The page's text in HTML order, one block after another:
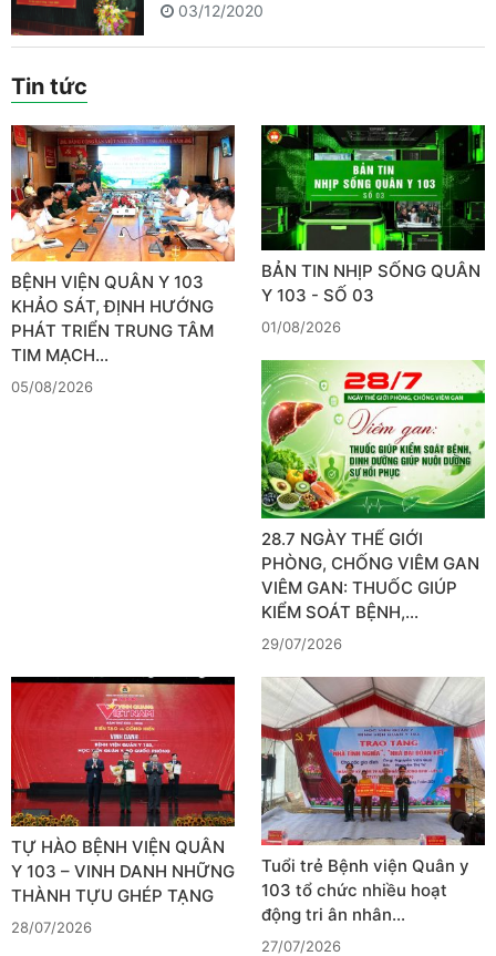
03/12/2020
Tin tức
BỆNH VIỆN QUÂN Y 103
KHẢO SÁT, ĐỊNH HƯỚNG
PHÁT TRIỂN TRUNG TÂM
TIM MẠCH…
05/08/2026
BẢN TIN NHỊP SỐNG QUÂN
Y 103 - SỐ 03
01/08/2026
28.7 NGÀY THẾ GIỚI
PHÒNG, CHỐNG VIÊM GAN
VIÊM GAN: THUỐC GIÚP
KIỂM SOÁT BỆNH,…
29/07/2026
TỰ HÀO BỆNH VIỆN QUÂN
Y 103 – VINH DANH NHỮNG
THÀNH TỰU GHÉP TẠNG
28/07/2026
Tuổi trẻ Bệnh viện Quân y
103 tổ chức nhiều hoạt
động tri ân nhân…
27/07/2026